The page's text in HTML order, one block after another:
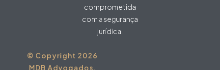
comprometida
com a segurança
jurídica.
© Copyright 2026
MDB Advogados.